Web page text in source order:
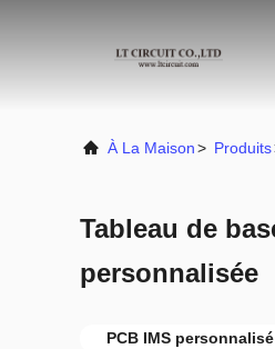
À La Maison> Produits
Tableau de
personnalisée
PCB IMS personnalisé